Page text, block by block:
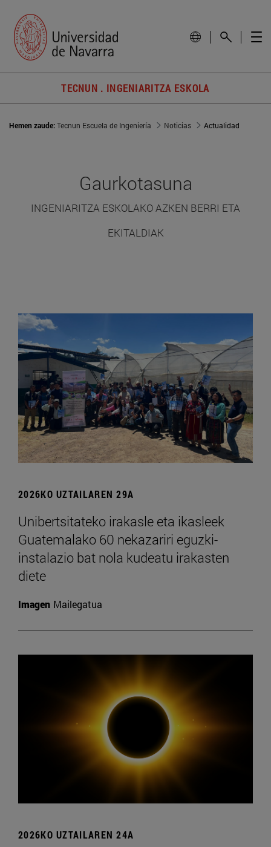
TECNUN . INGENIARITZA ESKOLA
Hemen zaude:Tecnun Escuela de Ingeniería Noticias Actualidad
Gaurkotasuna
INGENIARITZA ESKOLAKO AZKEN BERRI ETA
EKITALDIAK
2026KO UZTAILAREN 29A
Unibertsitateko irakasle eta ikasleek
Guatemalako 60 nekazariri eguzki-
instalazio bat nola kudeatu irakasten
diete
Imagen Mailegatua
2026KO UZTAILAREN 24A